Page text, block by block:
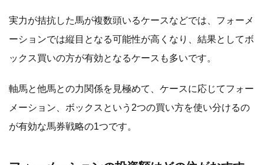
実力が拮抗した馬が複数頭いるケースなどでは、フォーメ
ーションでは縦目となる可能性が高くなり、結果としてボ
ックス買いの方が有効となるケースも多いです。
軸馬と他馬との力関係を見極めて、ケースに応じてフォー
メーション、ボックスという2つの買い方を使い分けるの
が有効な馬券戦略の1つです。